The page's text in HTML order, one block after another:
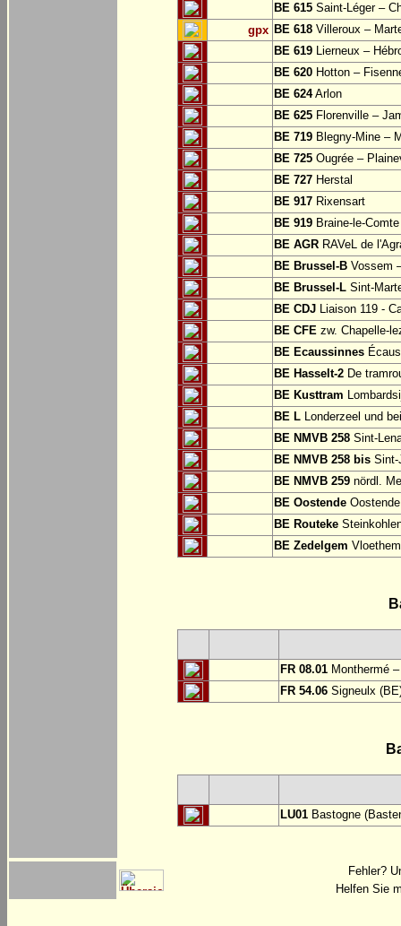
BE 615 Saint-Léger –
gpx BE 618 Villeroux –
BE 619 Lierneux –
BE 620 Hotton –
BE 624Arlon
BE 625 Florenville –
BE 719 Blegny-Mine –
BE 725 Ougrée –
BE 727 Herstal
BE 917 Rixensart
BE 919 Braine-le-
BE AGR RAVeL de
BE Brussel-B Vossem
BE Brussel-L Sint-
BE CDJ Liaison 119 -
BE CFE zw. Chapelle-
BE Ecaussinnes
BE Hasselt-2 De
BE Kusttram
BE L Londerzeel und
BE NMVB 258 Sint-
BE NMVB 258 bis Sint-
BE NMVB 259 nördl.
BE Oostende
BE Routeke
BE Zedelgem
FR 08.01 Monthermé
FR 54.06 Signeulx
LU01 Bastogne
Fehler?
Helfen Sie